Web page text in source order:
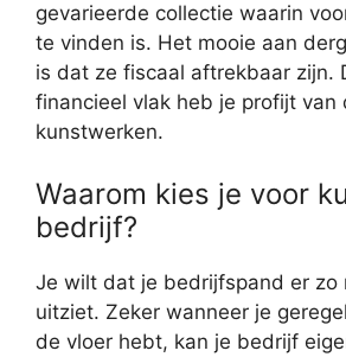
gevarieerde collectie waarin
te vinden is. Het mooie aan
is dat ze fiscaal aftrekbaar zijn.
financieel vlak heb je profijt van
kunstwerken.
Waarom kies je voor
bedrijf?
Je wilt dat je bedrijfspand er zo
uitziet. Zeker wanneer je
de vloer hebt, kan je bedrijf